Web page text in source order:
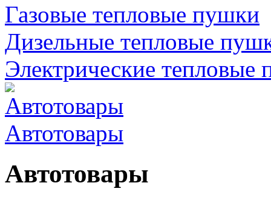
Газовые тепловые пушки
Дизельные тепловые
Электрические тепловые
Автотовары
Автотовары